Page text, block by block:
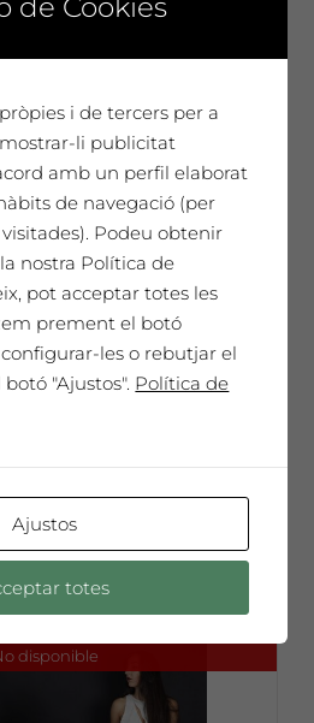
anticipada
anticipada 8€ per persona
disponible
a les 20h: Visita
concert d’Eduard
8 €
anticipada 8€ per persona
disponible
de Cookies
i de tercers per a
li publicitat
amb un perfil elaborat
de navegació (per
Podeu obtenir
nostra Política de
pot acceptar totes les
prement el botó
les o rebutjar el
"Ajustos". Política de
Ajustos
totes